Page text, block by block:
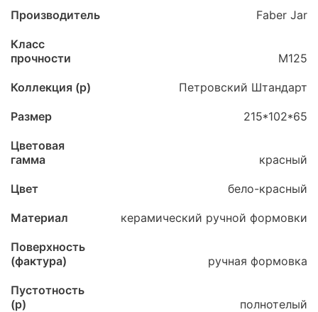
Производитель Faber Jar
Класс
прочности
М125
Коллекция (p) Петровский Штандарт
Размер 215*102*65
Цветовая
гамма
красный
Цвет бело-красный
Материал керамический ручной формовки
Поверхность
(фактура)
ручная формовка
Пустотность
(p)
полнотелый